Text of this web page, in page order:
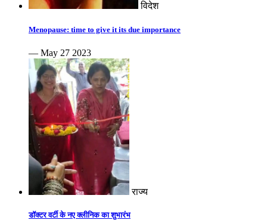
विदेश
Menopause: time to give it its due importance
— May 27 2023
राज्य
डॉक्टर वर्टी के नए क्लीनिक का शुभारंभ